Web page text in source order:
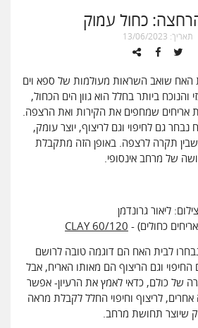
כחול עמוק
תאריך: 13/06/2023
האח שואב השראות מעולמות של ספא וים
ביותר בחלל הוא גוון הים הכחול,
אריחים שמחפים את הקירות ואת הרצפה.
גם לחיפוי וגם לריצוף, יוצר עומק,
תקרה לרצפה. באופן הזה מתקבלת
של מרחב אינסופי.
צילום: ליאור גרונדמן
כחולים) - CLAY 60/120
לבית האח הם דוגמה טובה לרושם
וגם הריצוף הם מאותו האריח, אבל
של כולם, כדאי לאמץ את הרעיון- אפשר
אחרים, לריצוף וחיפוי החלל לקבלת מראה
שיוצר תחושת מרחב.